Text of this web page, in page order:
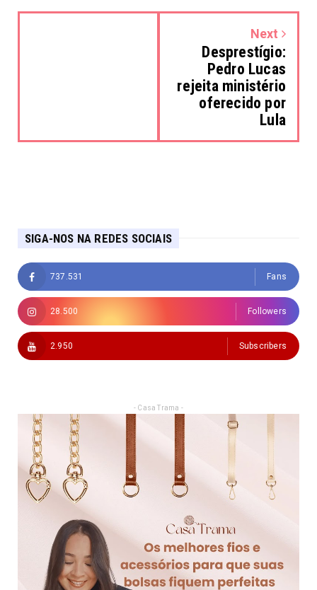
Next
Desprestígio:
Pedro Lucas
rejeita ministério
oferecido por
Lula
SIGA-NOS NA REDES SOCIAIS
737.531 Fans
28.500 Followers
2.950 Subscribers
- Casa Trama -